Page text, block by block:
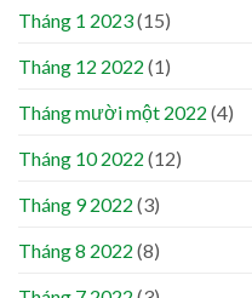
Tháng 1 2023(15)
Tháng 12 2022 (1)
Tháng mười một 2022 (4)
Tháng 10 2022 (12)
Tháng 9 2022 (3)
Tháng 8 2022 (8)